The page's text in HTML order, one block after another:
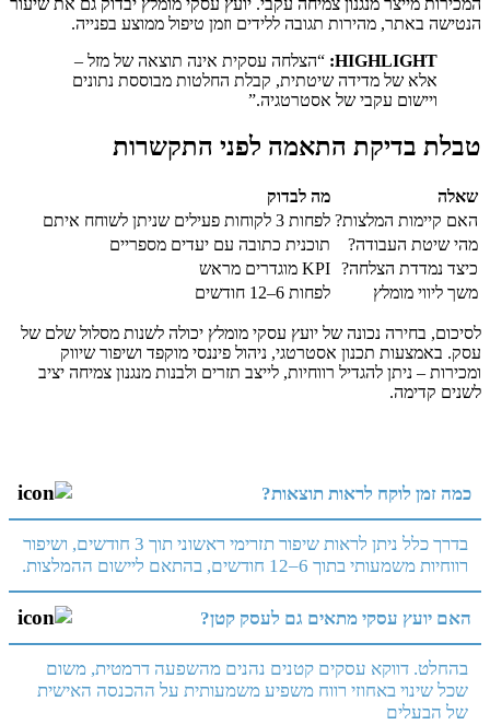
המכירות מייצר מנגנון צמיחה עקבי. יועץ עסקי מומלץ יבדוק גם את שיעור
הנטישה באתר, מהירות תגובה ללידים וזמן טיפול ממוצע בפנייה.
HIGHLIGHT: “הצלחה עסקית אינה תוצאה של מזל –
אלא של מדידה שיטתית, קבלת החלטות מבוססת נתונים
ויישום עקבי של אסטרטגיה.”
טבלת בדיקת התאמה לפני התקשרות
שאלה
מה לבדוק
האם קיימות המלצות? לפחות 3 לקוחות פעילים שניתן לשוחח איתם
מהי שיטת העבודה?
תוכנית כתובה עם יעדים מספריים
כיצד נמדדת הצלחה? KPI מוגדרים מראש
משך ליווי מומלץ
לפחות 6–12 חודשים
לסיכום, בחירה נכונה של יועץ עסקי מומלץ יכולה לשנות מסלול שלם של
עסק. באמצעות תכנון אסטרטגי, ניהול פיננסי מוקפד ושיפור שיווק
ומכירות – ניתן להגדיל רווחיות, לייצב תזרים ולבנות מנגנון צמיחה יציב
לשנים קדימה.
כמה זמן לוקח לראות תוצאות?
בדרך כלל ניתן לראות שיפור תזרימי ראשוני תוך 3 חודשים, ושיפור
רווחיות משמעותי בתוך 6–12 חודשים, בהתאם ליישום ההמלצות.
האם יועץ עסקי מתאים גם לעסק קטן?
בהחלט. דווקא עסקים קטנים נהנים מהשפעה דרמטית, משום
שכל שינוי באחוזי רווח משפיע משמעותית על ההכנסה האישית
של הבעלים